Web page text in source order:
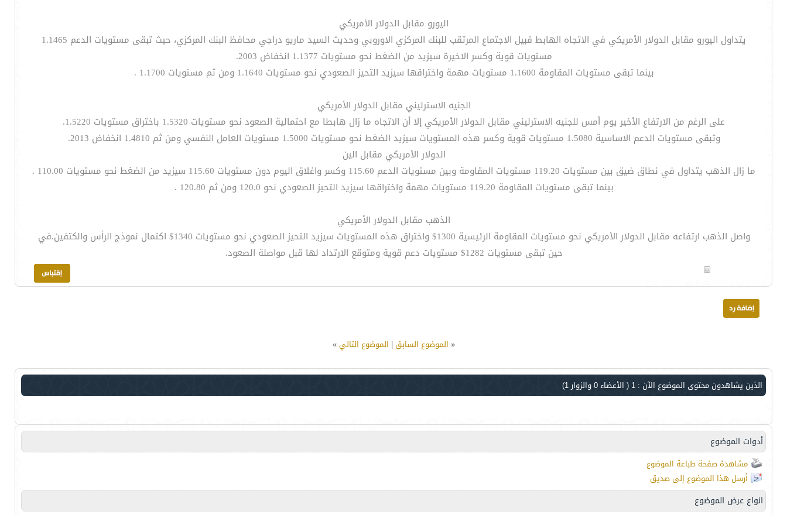
اليورو مقابل الدولار الأمريكي
يتداول اليورو مقابل الدولار الأمريكي في الاتجاه الهابط قبيل الاجتماع المرتقب للبنك المركزي الاوروبي وحديث السيد ماريو دراجي محافظ البنك المركزي، حيث تبقى مستويات الدعم 1.1465
مستويات قوية وكسر الاخيرة سيزيد من الضغط نحو مستويات 1.1377 انخفاض 2003.
بينما تبقى مستويات المقاومة 1.1600 مستويات مهمة واختراقها سيزيد التحيز الصعودي نحو مستويات 1.1640 ومن ثم مستويات 1.1700 .
الجنيه الاسترليني مقابل الدولار الأمريكي
على الرغم من الارتفاع الأخير يوم أمس للجنيه الاسترليني مقابل الدولار الأمريكي إلا أن الاتجاه ما زال هابطا مع احتمالية الصعود نحو مستويات 1.5320 باختراق مستويات 1.5220.
وتبقى مستويات الدعم الاساسية 1.5080 مستويات قوية وكسر هذه المستويات سيزيد الضغط نحو مستويات 1.5000 مستويات العامل النفسي ومن ثم 1.4810 انخفاض 2013.
الدولار الأمريكي مقابل الين
ما زال الذهب يتداول في نطاق ضيق بين مستويات 119.20 مستويات المقاومة وبين مستويات الدعم 115.60 وكسر واغلاق اليوم دون مستويات 115.60 سيزيد من الضغط نحو مستويات 110.00 .
بينما تبقى مستويات المقاومة 119.20 مستويات مهمة واختراقها سيزيد التحيز الصعودي نحو 120.0 ومن ثم 120.80 .
الذهب مقابل الدولار الأمريكي
واصل الذهب ارتفاعه مقابل الدولار الأمريكي نحو مستويات المقاومة الرئيسية 1300$ واختراق هذه المستويات سيزيد التحيز الصعودي نحو مستويات 1340$ اكتمال نموذج الرأس والكتفين.في
حين تبقى مستويات 1282$ مستويات دعم قوية ومتوقع الارتداد لها قبل مواصلة الصعود.
« الموضوع السابق| الموضوع التالي»
الذين يشاهدون محتوى الموضوع الآن : 1 ( الأعضاء 0 والزوار 1)
أدوات الموضوع
مشاهدة صفحة طباعة الموضوع
أرسل هذا الموضوع إلى صديق
انواع عرض الموضوع